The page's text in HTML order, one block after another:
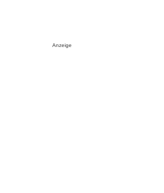
Anzeige